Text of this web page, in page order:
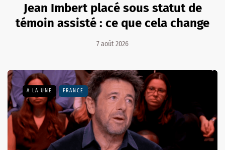
Jean Imbert placé sous statut de
témoin assisté : ce que cela change
7 août 2026
A LA UNE FRANCE